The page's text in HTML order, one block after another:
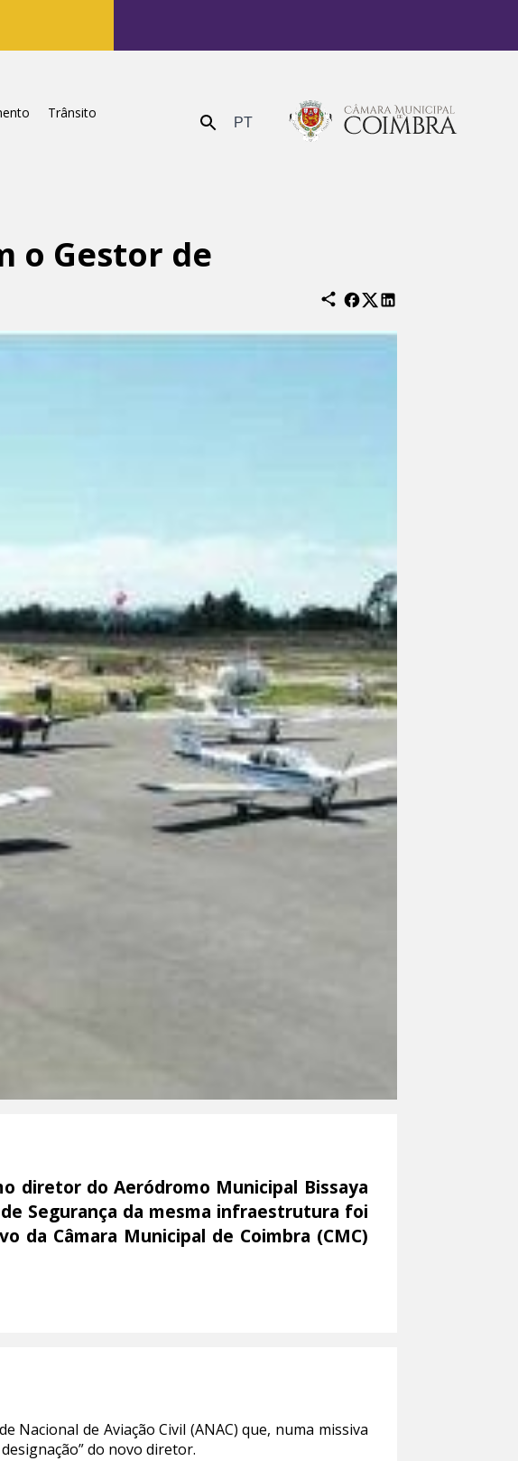
Trânsito
Enviar PT
o Gestor de
diretor do Aeródromo Municipal Bissaya
Segurança da mesma infraestrutura foi
da Câmara Municipal de Coimbra (CMC)
Nacional de Aviação Civil (ANAC) que, numa missiva
do novo diretor.